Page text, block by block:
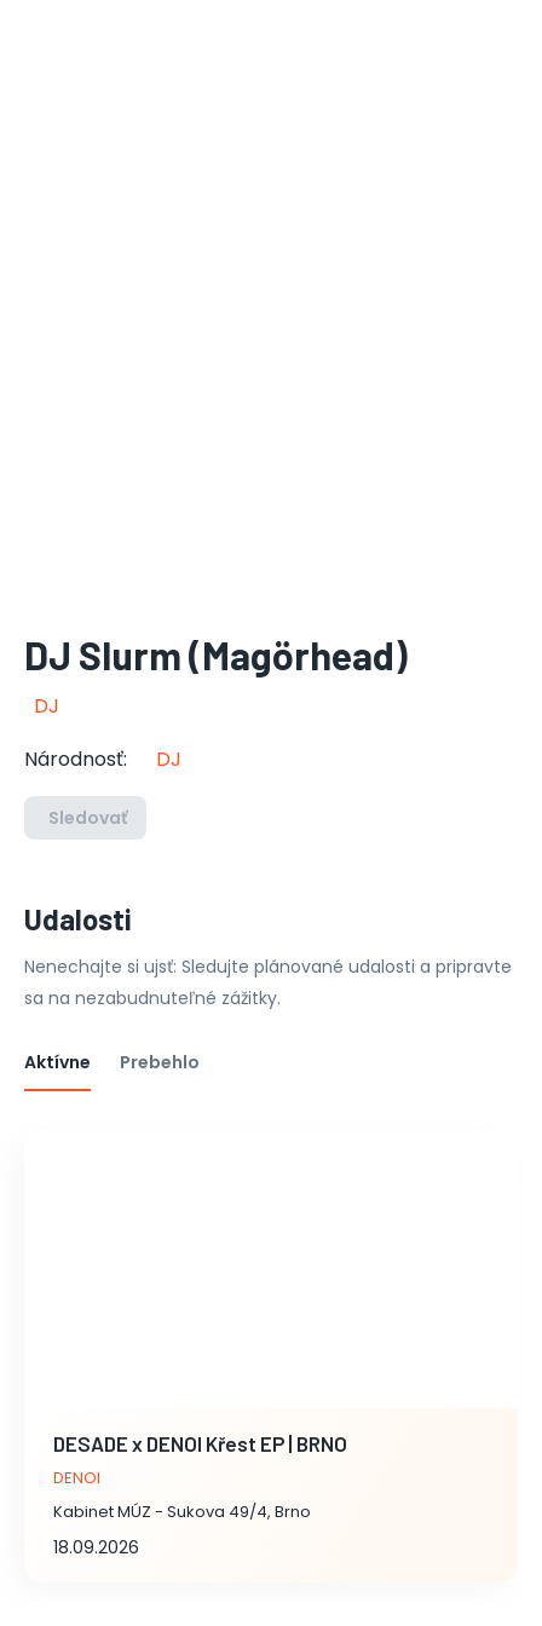
DJ Slurm (Magörhead)
DJ
Národnosť: DJ
Sledovať
Udalosti
Nenechajte si ujsť: Sledujte plánované udalosti a pripravte
sa na nezabudnuteľné zážitky.
Aktívne Prebehlo
DESADE x DENOI Křest EP | BRNO
DENOI
Kabinet MÚZ - Sukova 49/4, Brno
18.09.2026